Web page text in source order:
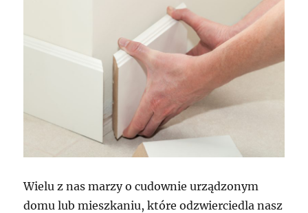
Wielu z nas marzy o cudownie urządzonym
domu lub mieszkaniu, które odzwierciedla nasz